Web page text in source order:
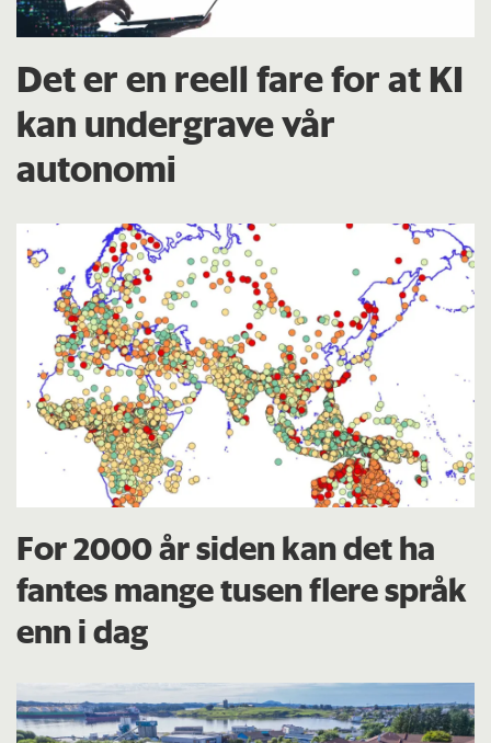
Det er en reell fare for at KI
kan undergrave vår
autonomi
For 2000 år siden kan det ha
fantes mange tusen flere språk
enn i dag